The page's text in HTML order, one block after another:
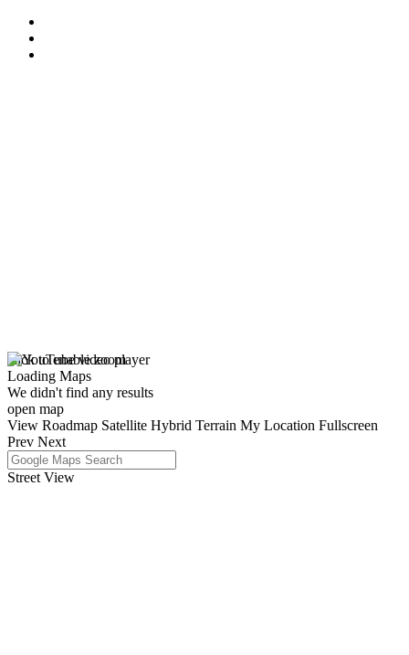
click to enable zoom
Loading Maps
We didn't find any results
open map
View Roadmap Satellite Hybrid Terrain My Location Fullscreen
Prev Next
Street View